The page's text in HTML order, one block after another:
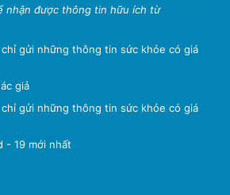
nhận được thông tin hữu ích từ
gửi những thông tin sức khỏe có giá
giả
gửi những thông tin sức khỏe có giá
- 19 mới nhất